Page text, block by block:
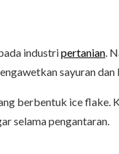
industripertanian.
sayuran dan
berbentuk ice flake.
selama pengantaran.